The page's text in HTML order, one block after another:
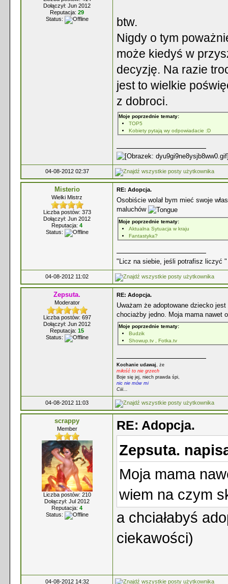
Dołączył: Jun 2012
Reputacja: 29
Status:
btw.
Nigdy o tym
może kiedyś w
decyzję. Na razie
jest to wielkie
z dobroci.
Moje poprzednie tematy:
TOP5
Kobiety pytają wy odpowiadacie :D
04-08-2012 02:37
Misterio
Wielki Mistrz
Liczba postów: 373
Dołączył: Jun 2012
Reputacja: 4
Status:
RE: Adopcja.
Osobiście wolał bym mieć swoje
maluchów
Moje poprzednie tematy:
Aktualna Sytuacja w kraju
Fantastyka?
"Licz na siebie, jeśli potrafisz liczyć "
04-08-2012 11:02
Zepsuta.
Moderator
Liczba postów: 697
Dołączył: Jun 2012
Reputacja: 15
Status:
RE: Adopcja.
Uważam że adoptowane dziecko
chociażby jedno. Moja mama nawet
Moje poprzednie tematy:
Budzik
Showup.tv , Fotka.tv
Kochanie udawaj, że
miłość to nie grzech
Boje się jej, niech prawda śpi,
nic nie mów mi
Ciii...
04-08-2012 11:03
scrappy
Member
Liczba postów: 210
Dołączył: Jul 2012
Reputacja: 4
Status:
RE: Adopcja.
Zepsuta.
Moja mama
wiem na czym
a chciałabyś
ciekawości)
04-08-2012 14:32